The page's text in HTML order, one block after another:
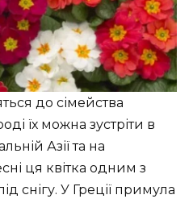
до сімейства
їх можна зустріти в
Азії та на
ця квітка одним з
снігу. У Греції примула